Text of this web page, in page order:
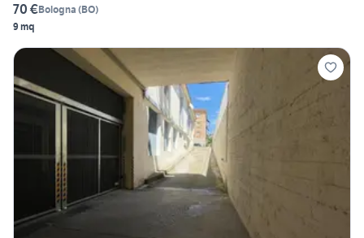
70 €Bologna (BO)
9 mq